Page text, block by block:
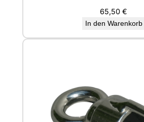
65,50 €
In den Warenkorb